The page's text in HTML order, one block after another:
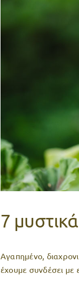
7
Αγαπημένο,
έχουμε συνδέσει με